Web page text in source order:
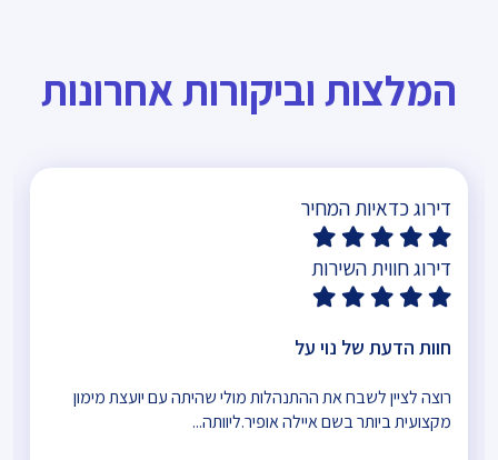
המלצות וביקורות אחרונות
דירוג כדאיות המחיר
דירוג חווית השירות
חוות הדעת של נוי על
רוצה לציין לשבח את ההתנהלות מולי שהיתה עם יועצת מימון
מקצועית ביותר בשם איילה אופיר.ליוותה...